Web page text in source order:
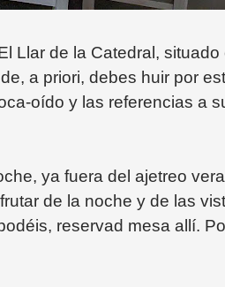
Llar de la Catedral, situado
a priori, debes huir por
oído y las referencias a
ya fuera del ajetreo
de la noche y de las
reservad mesa allí.